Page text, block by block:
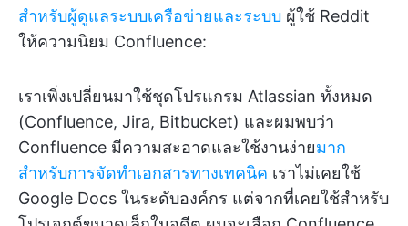
สำหรับผู้ดูแลระบบเครือข่ายและระบบ ผู้ใช้ Reddit
ให้ความนิยม Confluence:
เราเพิ่งเปลี่ยนมาใช้ชุดโปรแกรม Atlassian ทั้งหมด
(Confluence, Jira, Bitbucket) และผมพบว่า
Confluence มีความสะอาดและใช้งานง่ายมาก
สำหรับการจัดทำเอกสารทางเทคนิค เราไม่เคยใช้
Google Docs ในระดับองค์กร แต่จากที่เคยใช้สำหรับ